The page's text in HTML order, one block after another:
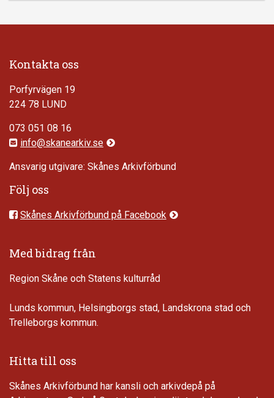
Kontakta oss
Porfyrvägen 19
224 78 LUND
073 051 08 16
info@skanearkiv.se
Ansvarig utgivare: Skånes Arkivförbund
Följ oss
Skånes Arkivförbund på Facebook
Med bidrag från
Region Skåne och Statens kulturråd
Lunds kommun, Helsingborgs stad, Landskrona stad och
Trelleborgs kommun.
Hitta till oss
Skånes Arkivförbund har kansli och arkivdepå på